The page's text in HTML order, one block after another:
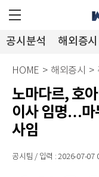
공시분석 해외증시
HOME > 해외증시 >
노마다르, 호
이사 임명…마
사임
공시팀 / 입력 : 2026-07-07